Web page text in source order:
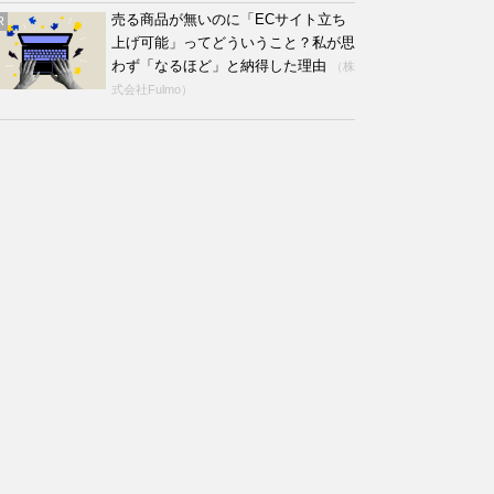
売る商品が無いのに「ECサイト立ち
上げ可能」ってどういうこと？私が思
わず「なるほど」と納得した理由
（株
式会社Fulmo）